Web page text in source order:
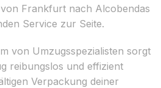
Frankfurt nach Alcobendas
Service zur Seite.
von Umzugsspezialisten sorgt
reibungslos und effizient
Verpackung deiner